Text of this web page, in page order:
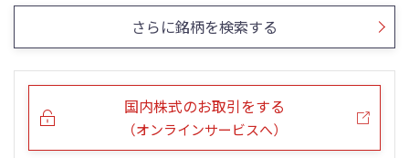
13週移動平均 26週移動平均 出来高(千)
0
5ヶ月移動平均 25ヶ月移動平均 出来高(百万)
0
さらに銘柄を検索する
国内株式のお取引をする
（オンラインサービスへ）